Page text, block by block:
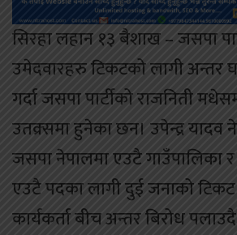
सिरहा लहान १३ बैशाख – जसपा
उमेदवारहरु टिकटको लागी अन्तर
गर्दा जसपा पार्टीको राजनिती
उतक्र्समा हुनेका छन। उपेन्द्र यादव
जसपा नेपालमा एउटै गाउँपालिका
एउटै पदका लागी दुई जनाको
कार्यकर्ता बीच अन्तर बिरोध